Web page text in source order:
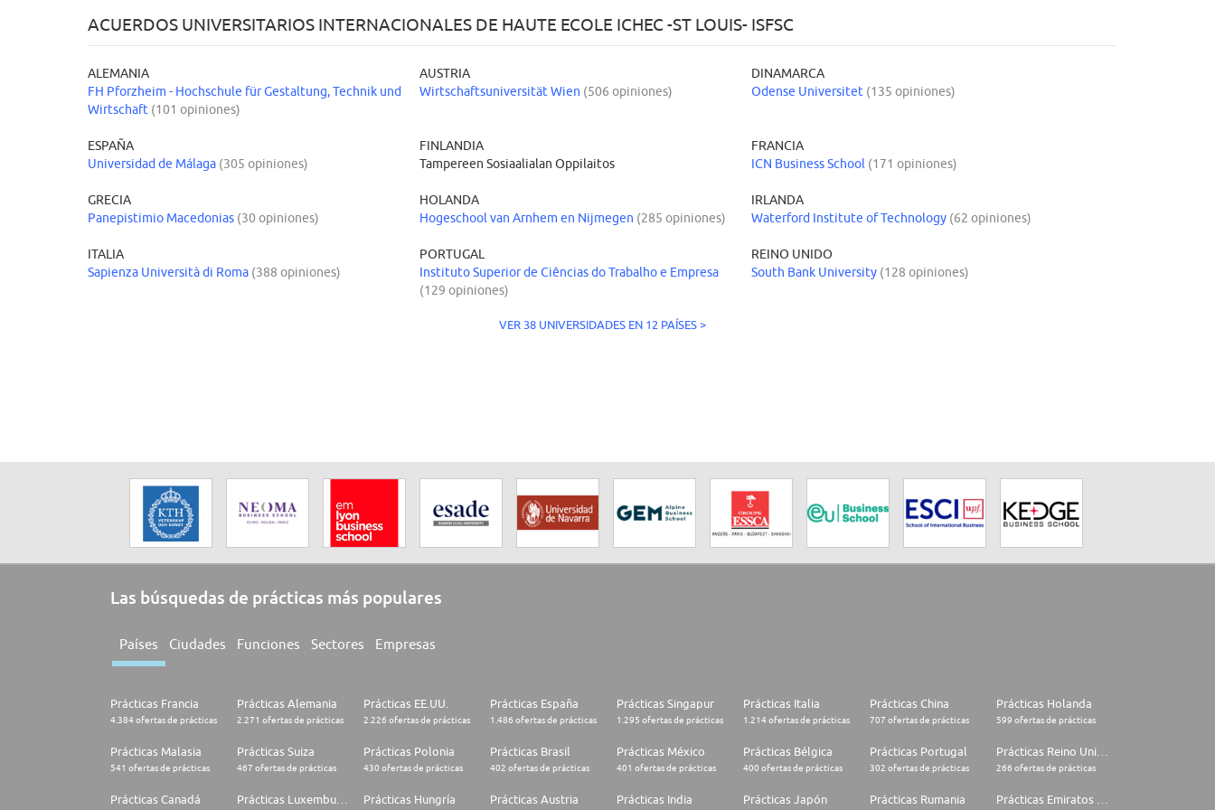
ACUERDOS UNIVERSITARIOS INTERNACIONALES DE HAUTE ECOLE ICHEC -ST LOUIS- ISFSC
ALEMANIA
FH Pforzheim - Hochschule für Gestaltung, Technik und
Wirtschaft (101 opiniones)
AUSTRIA
Wirtschaftsuniversität Wien (506 opiniones)
DINAMARCA
Odense Universitet (135 opiniones)
ESPAÑA
Universidad de Málaga (305 opiniones)
FINLANDIA
Tampereen Sosiaalialan Oppilaitos
FRANCIA
ICN Business School (171 opiniones)
GRECIA
Panepistimio Macedonias (30 opiniones)
HOLANDA
Hogeschool van Arnhem en Nijmegen (285 opiniones)
IRLANDA
Waterford Institute of Technology (62 opiniones)
ITALIA
Sapienza Università di Roma (388 opiniones)
PORTUGAL
Instituto Superior de Ciências do Trabalho e Empresa
(129 opiniones)
REINO UNIDO
South Bank University (128 opiniones)
VER 38 UNIVERSIDADES EN 12 PAÍSES >
Las búsquedas de prácticas más populares
Países Ciudades Funciones Sectores Empresas
Prácticas Francia
4.384 ofertas de prácticas
Prácticas Alemania
2.271 ofertas de prácticas
Prácticas EE.UU.
2.226 ofertas de prácticas
Prácticas España
1.486 ofertas de prácticas
Prácticas Singapur
1.295 ofertas de prácticas
Prácticas Italia
1.214 ofertas de prácticas
Prácticas China
707 ofertas de prácticas
Prácticas Holanda
599 ofertas de prácticas
Prácticas Malasia
541 ofertas de prácticas
Prácticas Suiza
467 ofertas de prácticas
Prácticas Polonia
430 ofertas de prácticas
Prácticas Brasil
402 ofertas de prácticas
Prácticas México
401 ofertas de prácticas
Prácticas Bélgica
400 ofertas de prácticas
Prácticas Portugal
302 ofertas de prácticas
Prácticas Reino Unido
266 ofertas de prácticas
Prácticas Canadá Prácticas Luxemburgo Prácticas Hungría Prácticas Austria Prácticas India Prácticas Japón Prácticas Rumania Prácticas Emiratos Árabes Unidos